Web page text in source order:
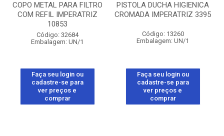
COPO METAL PARA FILTRO
COM REFIL IMPERATRIZ
10853
Código: 32684
Embalagem: UN/1
Faça seu login ou
cadastre-se para
ver preços e
comprar
PISTOLA DUCHA HIGIENICA
CROMADA IMPERATRIZ 3395
Código: 13260
Embalagem: UN/1
Faça seu login ou
cadastre-se para
ver preços e
comprar